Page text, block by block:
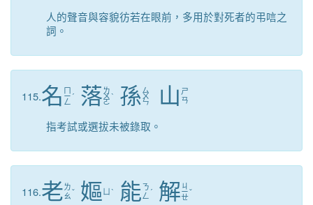
人的聲音與容貌彷若在眼前，多用於對死者的弔唁之
詞。
115.名 ㄇ
ㄧ
ㄥ
ˊ 落ㄌ
ㄨ
ㄛ
ˋ 孫ㄙ
ㄨ
ㄣ 山 ㄕ
ㄢ
指考試或選拔未被錄取。
116.老ㄌ
ㄠˇ 嫗 ˋ 能ㄋ
ㄥ ˊ 解 ㄐ
ㄧ
ㄝ
ˇ